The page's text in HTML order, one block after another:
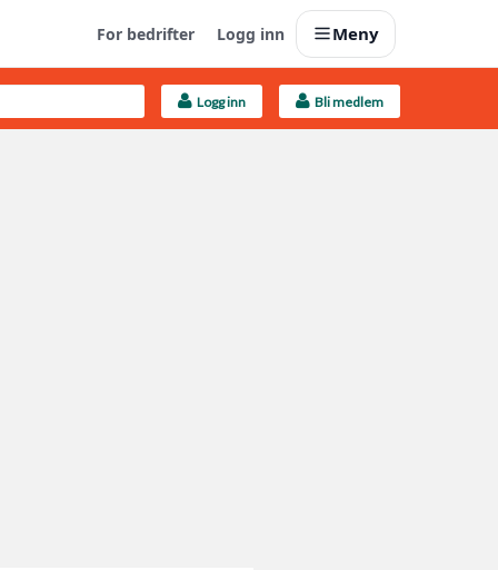
For bedrifter Logg inn Meny
Last opp selv Logg inn Bli medlem